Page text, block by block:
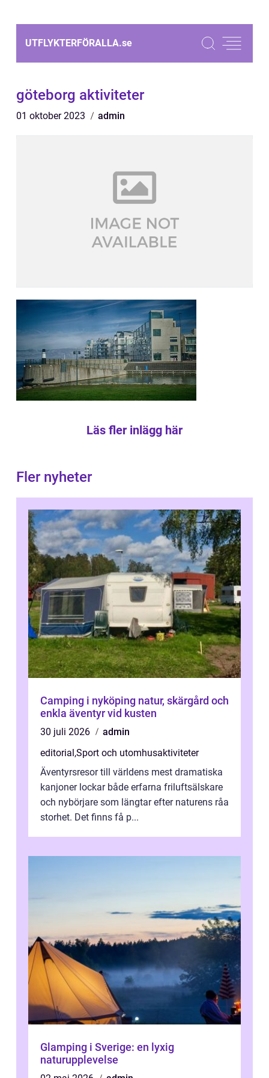
UTFLYKTERFÖRALLA.se
göteborg aktiviteter
01 oktober 2023 admin
Läs fler inlägg här
Fler nyheter
Camping i nyköping natur, skärgård och
enkla äventyr vid kusten
30 juli 2026
admin
editorial,Sport och utomhusaktiviteter
Äventyrsresor till världens mest dramatiska
kanjoner lockar både erfarna friluftsälskare
och nybörjare som längtar efter naturens råa
storhet. Det finns få p...
Glamping i Sverige: en lyxig
naturupplevelse